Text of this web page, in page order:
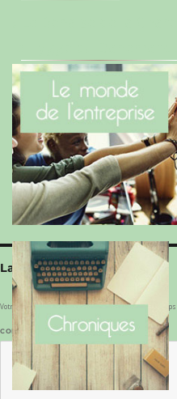
Laisser un commentaire
Votre adresse e-mail ne sera pas publiée.Les
COMMENTAIRE*
Le Benaise de la